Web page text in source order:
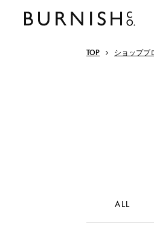
TOP ショップブ
ALL